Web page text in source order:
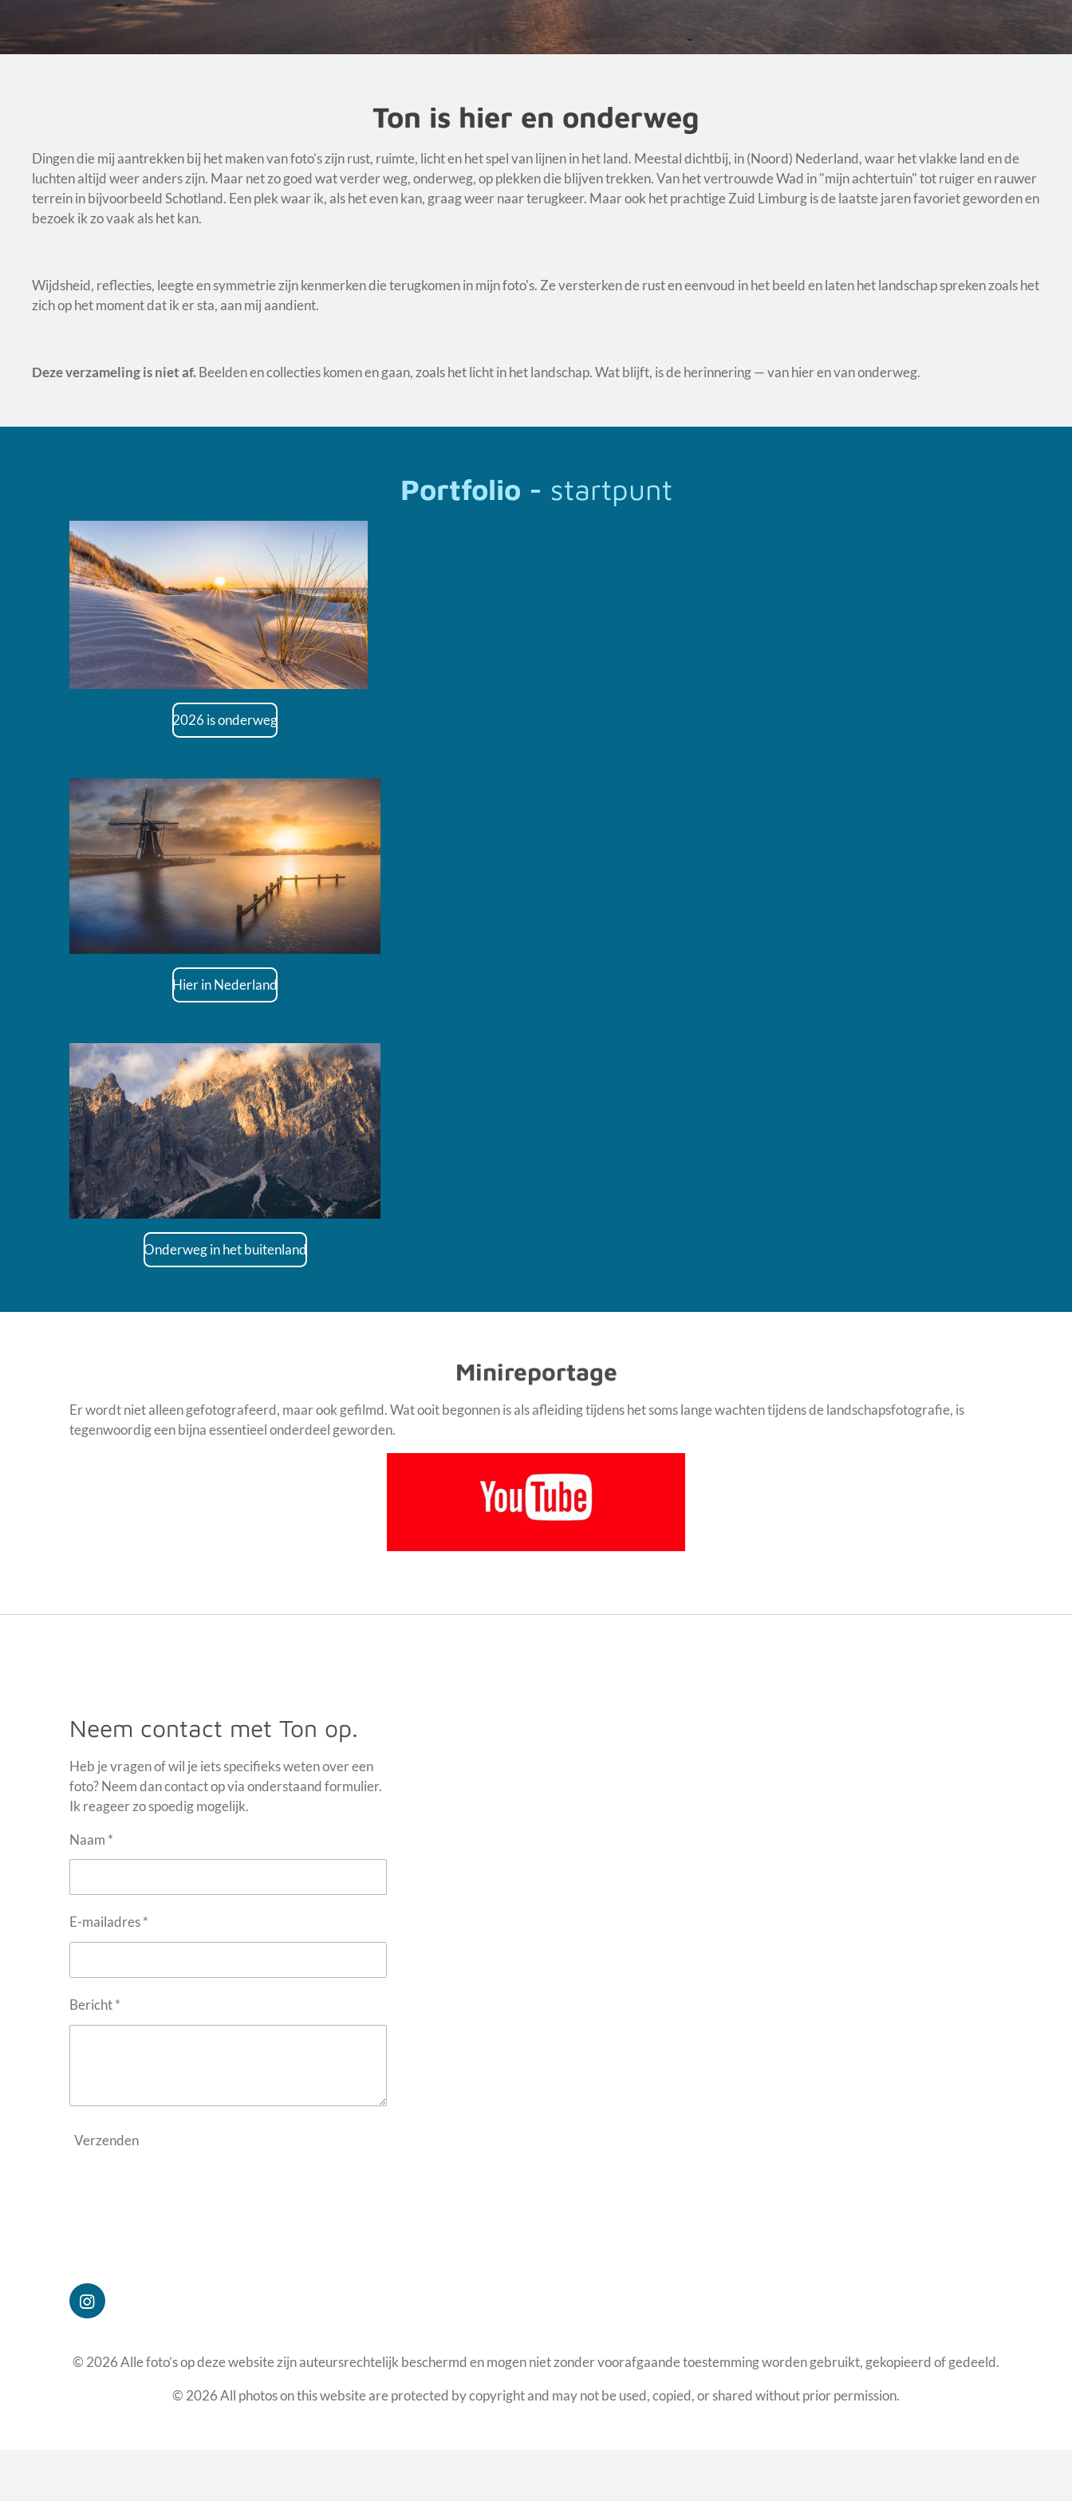
Ton is hier en onderweg
Dingen die mij aantrekken bij het maken van foto's zijn rust, ruimte, licht en het spel van lijnen in het land. Meestal dichtbij, in (Noord) Nederland, waar het vlakke land en de
luchten altijd weer anders zijn. Maar net zo goed wat verder weg, onderweg, op plekken die blijven trekken. Van het vertrouwde Wad in "mijn achtertuin" tot ruiger en rauwer
terrein in bijvoorbeeld Schotland. Een plek waar ik, als het even kan, graag weer naar terugkeer. Maar ook het prachtige Zuid Limburg is de laatste jaren favoriet geworden en
bezoek ik zo vaak als het kan.
Wijdsheid, reflecties, leegte en symmetrie zijn kenmerken die terugkomen in mijn foto's. Ze versterken de rust en eenvoud in het beeld en laten het landschap spreken zoals het
zich op het moment dat ik er sta, aan mij aandient.
Deze verzameling is niet af. Beelden en collecties komen en gaan, zoals het licht in het landschap. Wat blijft, is de herinnering — van hier en van onderweg.
Portfolio - startpunt
2026 is onderweg
Hier in Nederland
Onderweg in het buitenland
Minireportage
Er wordt niet alleen gefotografeerd, maar ook gefilmd. Wat ooit begonnen is als afleiding tijdens het soms lange wachten tijdens de landschapsfotografie, is
tegenwoordig een bijna essentieel onderdeel geworden.
Neem contact met Ton op.
Heb je vragen of wil je iets specifieks weten over een
foto? Neem dan contact op via onderstaand formulier.
Ik reageer zo spoedig mogelijk.
Naam *
E-mailadres *
Bericht *
Verzenden
I
n
t
a
© 2026 Alle foto’s op deze website zijn auteursrechtelijk beschermd en mogen niet zonder voorafgaande toestemming worden gebruikt, gekopieerd of gedeeld.
© 2026 All photos on this website are protected by copyright and may not be used, copied, or shared without prior permission.